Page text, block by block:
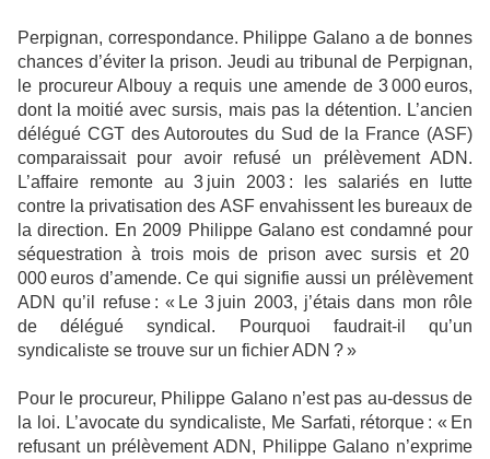
Perpignan, correspondance. Philippe Galano a de bonnes
chances d’éviter la prison. Jeudi au tribunal de Perpignan,
le procureur Albouy a requis une amende de 3 000 euros,
dont la moitié avec sursis, mais pas la détention. L’ancien
délégué CGT des Autoroutes du Sud de la France (ASF)
comparaissait pour avoir refusé un prélèvement ADN.
L’affaire remonte au 3 juin 2003 : les salariés en lutte
contre la privatisation des ASF envahissent les bureaux de
la direction. En 2009 Philippe Galano est condamné pour
séquestration à trois mois de prison avec sursis et 20
000 euros d’amende. Ce qui signifie aussi un prélèvement
ADN qu’il refuse : « Le 3 juin 2003, j’étais dans mon rôle
de délégué syndical. Pourquoi faudrait-il qu’un
syndicaliste se trouve sur un fichier ADN ? »
Pour le procureur, Philippe Galano n’est pas au-dessus de
la loi. L’avocate du syndicaliste, Me Sarfati, rétorque : « En
refusant un prélèvement ADN, Philippe Galano n’exprime